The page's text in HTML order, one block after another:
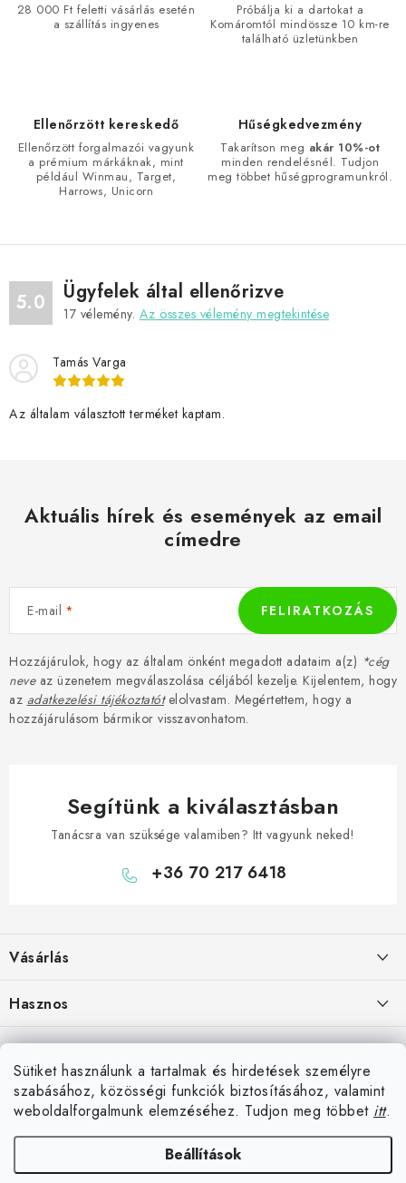
Sütiket használunk a tartalmak és hirdetések személyre
szabásához, közösségi funkciók biztosításához, valamint
weboldalforgalmunk elemzéséhez. Tudjon meg többet itt.
Beállítások
l
m
e
28 000 Ft feletti vásárlás esetén
a szállítás ingyenes
Próbálja ki a dartokat a
Komáromtól mindössze 10 km-re
található üzletünkben
Ellenőrzött kereskedő
Ellenőrzött forgalmazói vagyunk
a prémium márkáknak, mint
például Winmau, Target,
Harrows, Unicorn
Hűségkedvezmény
Takarítson meg akár 10%-ot
minden rendelésnél. Tudjon
meg többet hűségprogramunkról.
5.0 Ügyfelek által ellenőrizve
17 vélemény. Az összes vélemény megtekintése
Tamás Varga
Az általam választott terméket kaptam.
Aktuális hírek és események az email
címedre
E-mail
Hozzájárulok, hogy az általam önként megadott adataim a(z) *cég
neveaz üzenetem megválaszolása céljából kezelje. Kijelentem, hogy
az adatkezelési tájékoztatótelolvastam. Megértettem, hogy a
hozzájárulásom bármikor visszavonhatom.
FELIRATKOZÁS
Segítünk a kiválasztásban
Tanácsra van szüksége valamiben? Itt vagyunk neked!
+36 70 217 6418
b
é
c
Vásárlás
Szállítási lehetőségek
Fizetési lehetőségek
Áru visszaküldése
Általános szerződési feltételek
Hasznos
Elérhetőségek
Rólunk
Hűségprogram
Együttműködés klubokkal
Inspiráció vásárlóinktól
Blog
Darts Győr – bolt, klubok
A legjobb kocsmajátékok, amelyek felejthetetlenné tesznek minden
Üzlet Komárom közelében
Komáromtól 10 km-re vagyunk
Ružová 19
darteg.sk